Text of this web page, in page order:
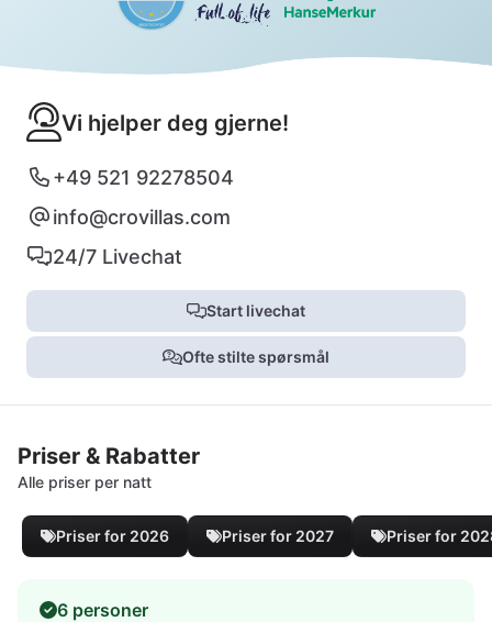
Vi hjelper deg gjerne!
+49 521 92278504
info@crovillas.com
24/7 Livechat
Start livechat
Ofte stilte spørsmål
Priser & Rabatter
Alle priser per natt
Priser for 2026 Priser for 2027 Priser for
6 personer